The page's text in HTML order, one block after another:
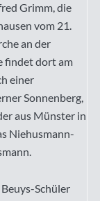
Grimm, die
vom 21.
an der
findet dort am
einer
Sonnenberg,
aus Münster in
Niehusmann-
Schüler